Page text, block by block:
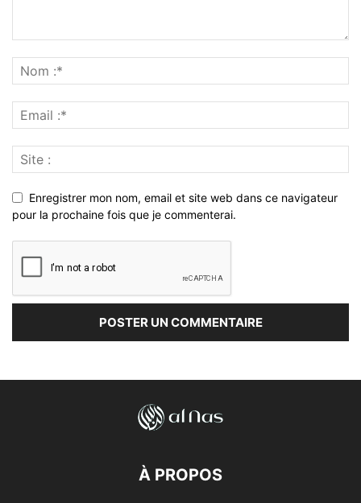
Enregistrer mon nom, email et site web dans ce navigateur
pour la prochaine fois que je commenterai.
À PROPOS